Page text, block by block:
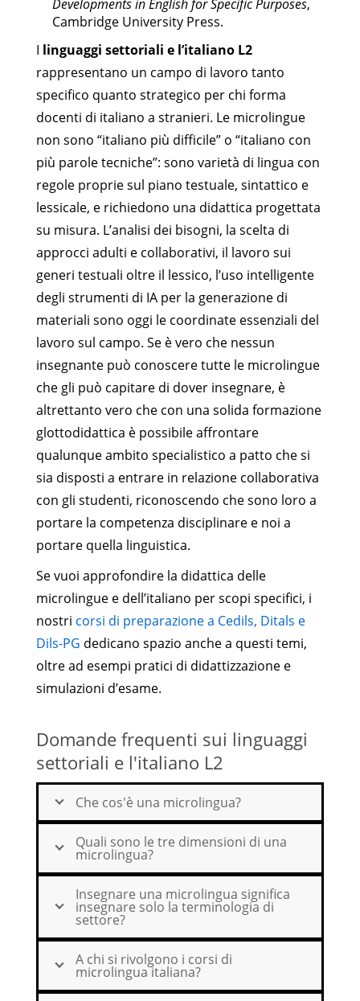
Developments in English for Specific Purposes,
Cambridge University Press.
I linguaggi settoriali e l’italiano L2
rappresentano un campo di lavoro tanto
specifico quanto strategico per chi forma
docenti di italiano a stranieri. Le microlingue
non sono “italiano più difficile” o “italiano con
più parole tecniche”: sono varietà di lingua con
regole proprie sul piano testuale, sintattico e
lessicale, e richiedono una didattica progettata
su misura. L’analisi dei bisogni, la scelta di
approcci adulti e collaborativi, il lavoro sui
generi testuali oltre il lessico, l’uso intelligente
degli strumenti di IA per la generazione di
materiali sono oggi le coordinate essenziali del
lavoro sul campo. Se è vero che nessun
insegnante può conoscere tutte le microlingue
che gli può capitare di dover insegnare, è
altrettanto vero che con una solida formazione
glottodidattica è possibile affrontare
qualunque ambito specialistico a patto che si
sia disposti a entrare in relazione collaborativa
con gli studenti, riconoscendo che sono loro a
portare la competenza disciplinare e noi a
portare quella linguistica.
Se vuoi approfondire la didattica delle
microlingue e dell’italiano per scopi specifici, i
nostri corsi di preparazione a Cedils, Ditals e
Dils-PG dedicano spazio anche a questi temi,
oltre ad esempi pratici di didattizzazione e
simulazioni d’esame.
Domande frequenti sui linguaggi
settoriali e l'italiano L2
Che cos'è una microlingua?
Quali sono le tre dimensioni di una
microlingua?
Insegnare una microlingua significa
insegnare solo la terminologia di
settore?
A chi si rivolgono i corsi di
microlingua italiana?